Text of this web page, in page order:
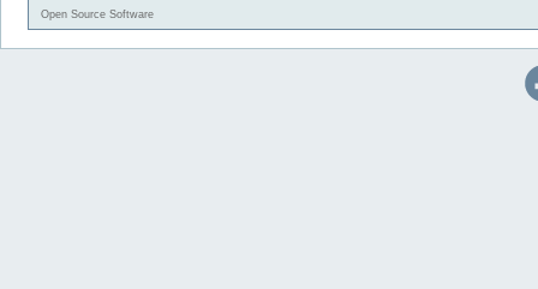
Open Source Software